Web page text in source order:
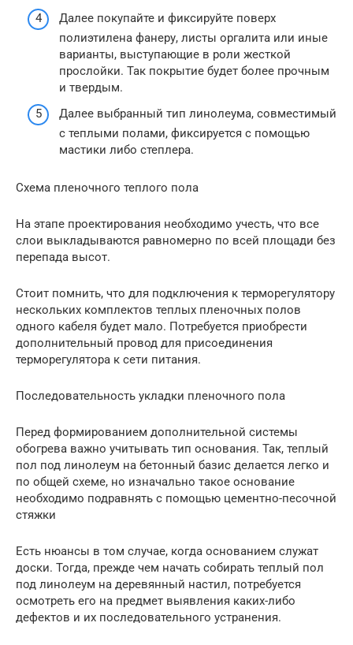
Далее покупайте и фиксируйте поверх
полиэтилена фанеру, листы оргалита или иные
варианты, выступающие в роли жесткой
прослойки. Так покрытие будет более прочным
и твердым.
Далее выбранный тип линолеума, совместимый
с теплыми полами, фиксируется с помощью
мастики либо степлера.
Схема пленочного теплого пола
На этапе проектирования необходимо учесть, что все
слои выкладываются равномерно по всей площади без
перепада высот.
Стоит помнить, что для подключения к терморегулятору
нескольких комплектов теплых пленочных полов
одного кабеля будет мало. Потребуется приобрести
дополнительный провод для присоединения
терморегулятора к сети питания.
Последовательность укладки пленочного пола
Перед формированием дополнительной системы
обогрева важно учитывать тип основания. Так, теплый
пол под линолеум на бетонный базис делается легко и
по общей схеме, но изначально такое основание
необходимо подравнять с помощью цементно-песочной
стяжки
Есть нюансы в том случае, когда основанием служат
доски. Тогда, прежде чем начать собирать теплый пол
под линолеум на деревянный настил, потребуется
осмотреть его на предмет выявления каких-либо
дефектов и их последовательного устранения.